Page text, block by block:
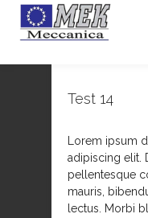
Test 14
Lorem ipsum
adipiscing elit.
pellentesque
mauris,
lectus. Morbi